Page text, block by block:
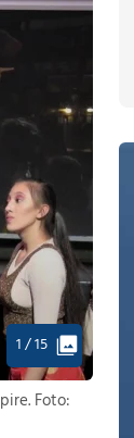
1 / 15
Foto: